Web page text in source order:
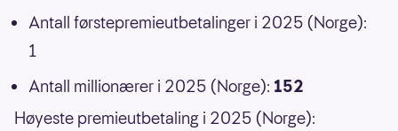
Antall førstepremieutbetalinger i 2025 (Norge):
1
Antall millionærer i 2025 (Norge): 152
Høyeste premieutbetaling i 2025 (Norge):